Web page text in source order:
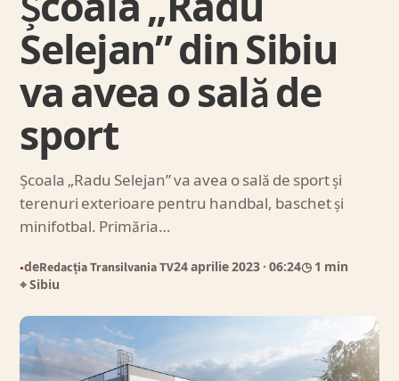
Selejan” din Sibiu
va avea o sală de
sport
Școala „Radu Selejan” va avea o sală de sport și
terenuri exterioare pentru handbal, baschet și
minifotbal. Primăria…
●deRedacția Transilvania TV24 aprilie 2023 · 06:24◷ 1 min
⌖ Sibiu